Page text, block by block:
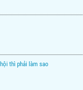
thì phải làm sao